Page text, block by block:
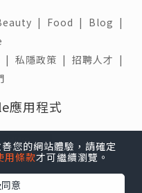
| Food | Blog |
| 私隱政策 | 招聘人才 |
應用程式
您的網站體驗，請確定
用條款才可繼續瀏覽。
意